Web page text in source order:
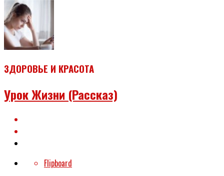
ЗДОРОВЬЕ И КРАСОТА
Урок Жизни (рассказ)
Flipboard